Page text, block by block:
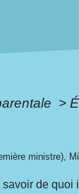
>
ministre),
de